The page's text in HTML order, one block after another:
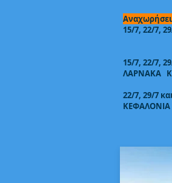
15/7, 22/7,
15/7, 22/7,
ΛΑΡΝΑΚΑ
22/7, 29/7
ΚΕΦΑΛΟΝΙΑ